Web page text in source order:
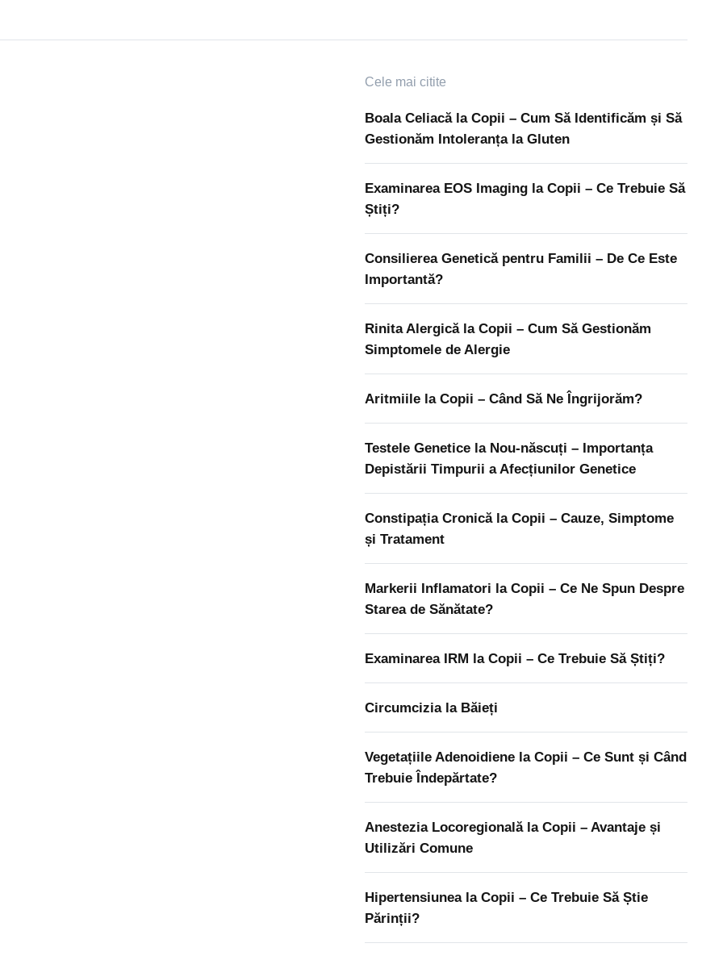
Cele mai citite
Boala Celiacă la Copii – Cum Să Identificăm și Să
Gestionăm Intoleranța la Gluten
Examinarea EOS Imaging la Copii – Ce Trebuie Să
Știți?
Consilierea Genetică pentru Familii – De Ce Este
Importantă?
Rinita Alergică la Copii – Cum Să Gestionăm
Simptomele de Alergie
Aritmiile la Copii – Când Să Ne Îngrijorăm?
Testele Genetice la Nou-născuți – Importanța
Depistării Timpurii a Afecțiunilor Genetice
Constipația Cronică la Copii – Cauze, Simptome
și Tratament
Markerii Inflamatori la Copii – Ce Ne Spun Despre
Starea de Sănătate?
Examinarea IRM la Copii – Ce Trebuie Să Știți?
Circumcizia la Băieți
Vegetațiile Adenoidiene la Copii – Ce Sunt și Când
Trebuie Îndepărtate?
Anestezia Locoregională la Copii – Avantaje și
Utilizări Comune
Hipertensiunea la Copii – Ce Trebuie Să Știe
Părinții?